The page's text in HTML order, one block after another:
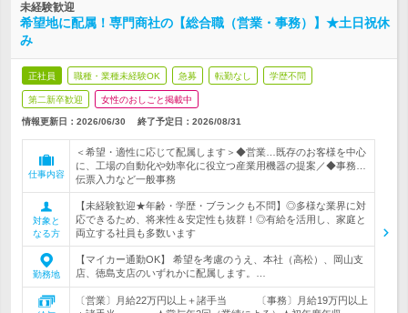
未経験歓迎
希望地に配属！専門商社の【総合職（営業・事務）】★土日祝休
み
正社員 職種・業種未経験OK 急募 転勤なし 学歴不問
第二新卒歓迎 女性のおしごと掲載中
情報更新日：2026/06/30 終了予定日： 2026/08/31
仕事内容
＜希望・適性に応じて配属します＞◆営業…既存のお客様を中心
に、工場の自動化や効率化に役立つ産業用機器の提案／◆事務…
伝票入力など一般事務
対象と
なる方
【未経験歓迎★年齢・学歴・ブランクも不問】◎多様な業界に対
応できるため、将来性＆安定性も抜群！◎有給を活用し、家庭と
両立する社員も多数います
勤務地
【マイカー通勤OK】 希望を考慮のうえ、本社（高松）、岡山支
店、徳島支店のいずれかに配属します。…
〔営業〕月給22万円以上＋諸手当 〔事務〕月給19万円以上